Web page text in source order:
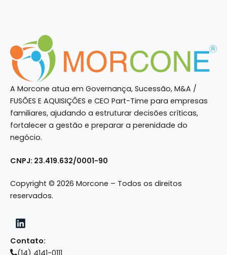
A Morcone atua em Governança, Sucessão, M&A /
FUSÕES E AQUISIÇÕES e CEO Part-Time para empresas
familiares, ajudando a estruturar decisões críticas,
fortalecer a gestão e preparar a perenidade do
negócio.
CNPJ: 23.419.632/0001-90
Copyright © 2026 Morcone – Todos os direitos
reservados.
Contato:
(14) 4141-0111